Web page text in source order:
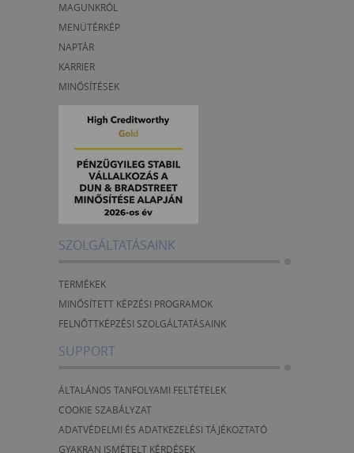
MAGUNKRÓL
MENÜTÉRKÉP
NAPTÁR
KARRIER
MINŐSÍTÉSEK
SZOLGÁLTATÁSAINK
TERMÉKEK
MINŐSÍTETT KÉPZÉSI PROGRAMOK
FELNŐTTKÉPZÉSI SZOLGÁLTATÁSAINK
SUPPORT
ÁLTALÁNOS TANFOLYAMI FELTÉTELEK
COOKIE SZABÁLYZAT
ADATVÉDELMI ÉS ADATKEZELÉSI TÁJÉKOZTATÓ
GYAKRAN ISMÉTELT KÉRDÉSEK